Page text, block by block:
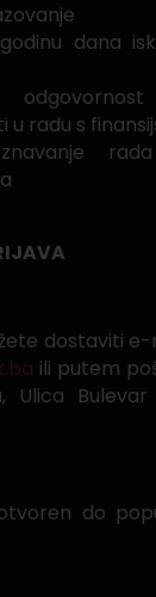
dana
u radu s
dostaviti
ili putem
Ulica
do